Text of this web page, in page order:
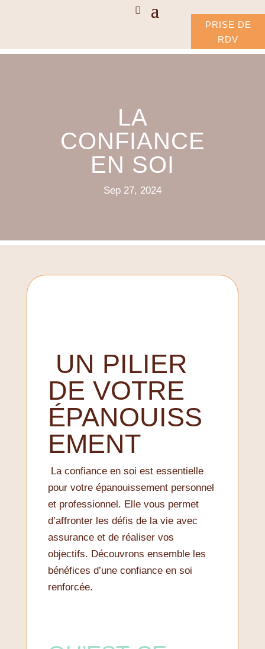
PRISE DE
RDV
LA
CONFIANCE
EN SOI
Sep 27, 2024
UN PILIER
DE VOTRE
ÉPANOUISS
EMENT
La confiance en soi est essentielle
pour votre épanouissement personnel
et professionnel. Elle vous permet
d’affronter les défis de la vie avec
assurance et de réaliser vos
objectifs. Découvrons ensemble les
bénéfices d’une confiance en soi
renforcée.